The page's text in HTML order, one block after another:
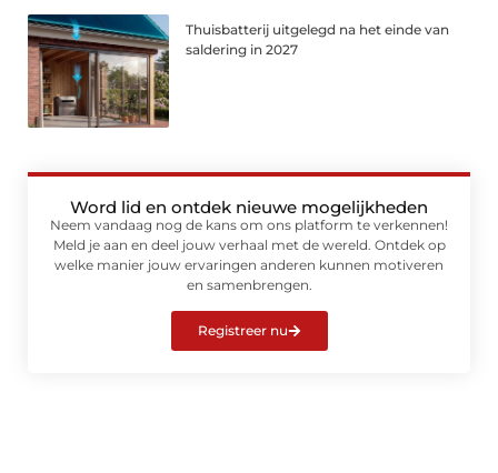
Thuisbatterij uitgelegd na het einde van
saldering in 2027
Word lid en ontdek nieuwe mogelijkheden
Neem vandaag nog de kans om ons platform te verkennen!
Meld je aan en deel jouw verhaal met de wereld. Ontdek op
welke manier jouw ervaringen anderen kunnen motiveren
en samenbrengen.
Registreer nu